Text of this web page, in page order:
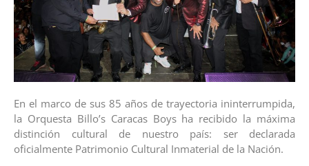
En el marco de sus 85 años de trayectoria ininterrumpida,
la Orquesta Billo’s Caracas Boys ha recibido la máxima
distinción cultural de nuestro país: ser declarada
oficialmente Patrimonio Cultural Inmaterial de la Nación.